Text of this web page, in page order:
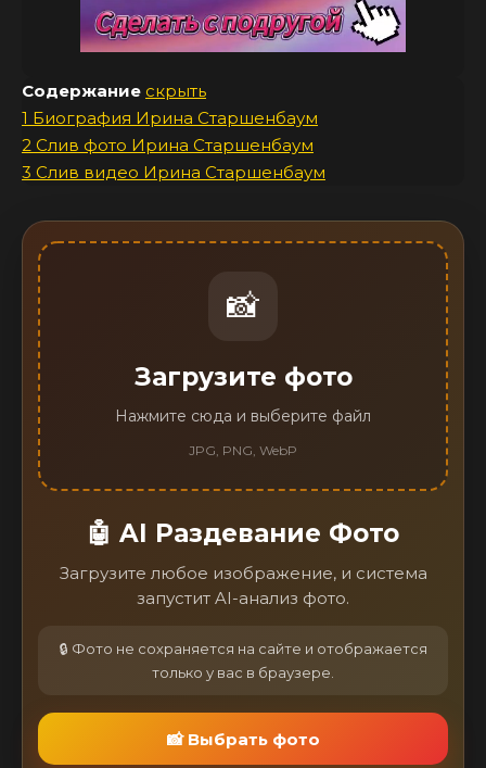
Содержание скрыть
1 Биография Ирина Старшенбаум
2 Слив фото Ирина Старшенбаум
3 Слив видео Ирина Старшенбаум
📸
Загрузите фото
Нажмите сюда и выберите файл
JPG, PNG, WebP
🤖 AI Раздевание Фото
Загрузите любое изображение, и система
запустит AI-анализ фото.
🔒 Фото не сохраняется на сайте и отображается
только у вас в браузере.
📸 Выбрать фото